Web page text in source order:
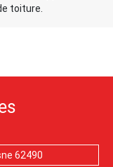
toiture.
62490